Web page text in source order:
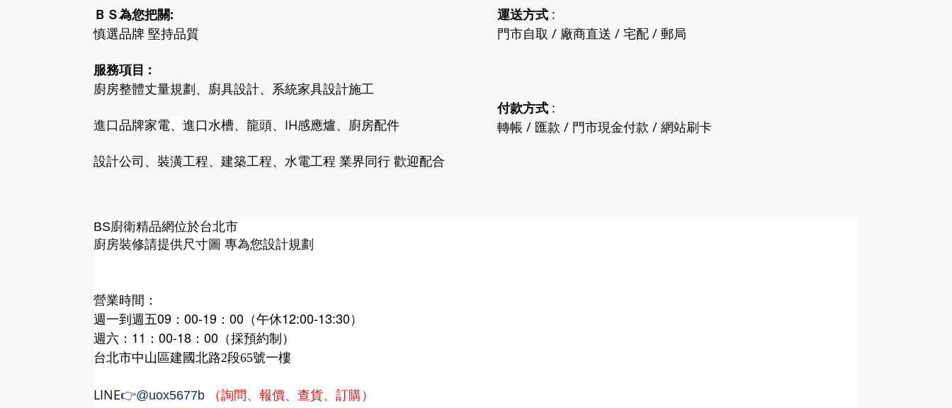
ＢＳ為您把關:
慎選品牌 堅持品質
服務項目 :
廚房整體丈量規劃、廚具設計、系統家具設計施工
進口品牌家電、 進口水槽、龍頭、IH感應爐、廚房配件
設計公司、裝潢工程、建築工程、水電工程 業界同行 歡迎配合
運送方式 :
門市自取 / 廠商直送 / 宅配 / 郵局
付款方式 :
轉帳 / 匯款 / 門市現金付款 / 網站刷卡
BS廚衛精品網位於台北市
廚房裝修請提供尺寸圖 專為您設計規劃
營業時間：
週一到週五09：00-19：00（午休12:00-13:30）
週六：11：00-18：00（採預約制）
台北市中山區建國北路2段65號一樓
LINE👉@uox5677b （詢問、報價、查貨、訂購）